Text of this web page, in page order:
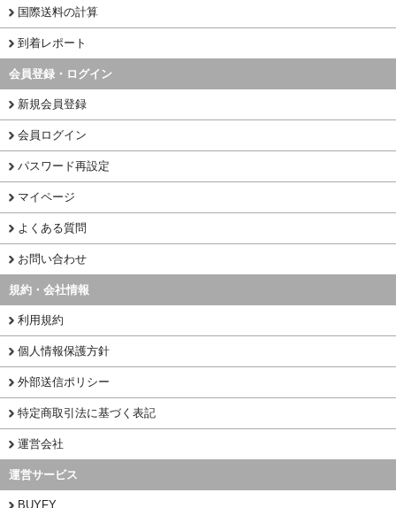
国際送料の計算
到着レポート
会員登録・ログイン
新規会員登録
会員ログイン
パスワード再設定
マイページ
よくある質問
お問い合わせ
規約・会社情報
利用規約
個人情報保護方針
外部送信ポリシー
特定商取引法に基づく表記
運営会社
運営サービス
BUYFY